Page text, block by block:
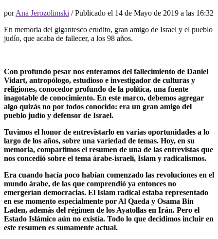
porAna Jerozolimski / Publicado el 14 de Mayo de 2019 a las 16:32
En memoria del gigantesco erudito, gran amigo de Israel y el pueblo
judío, que acaba de fallecer, a los 98 años.
Con profundo pesar nos enteramos del fallecimiento de Daniel
Vidart, antropólogo, estudioso e investigador de culturas y
religiones, conocedor profundo de la política, una fuente
inagotable de conocimiento. En este marco, debemos agregar
algo quizás no por todos conocido: era un gran amigo del
pueblo judío y defensor de Israel.
Tuvimos el honor de entrevistarlo en varias oportunidades a lo
largo de los años, sobre una variedad de temas. Hoy, en su
memoria, compartimos el resumen de una de las entrevistas que
nos concedió sobre el tema árabe-israelí, Islam y radicalismos.
Era cuando hacía poco habían comenzado las revoluciones en el
mundo árabe, de las que comprendió ya entonces no
emergerían democracias. El Islam radical estaba representado
en ese momento especialmente por Al Qaeda y Osama Bin
Laden, además del régimen de los Ayatollas en Irán. Pero el
Estado Islámico aún no existía. Todo lo que decidimos incluir en
este resumen es sumamente actual.